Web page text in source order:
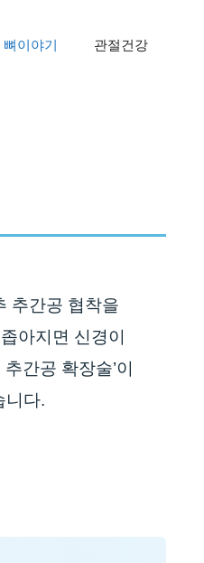
뼈이야기 관절건강
추간공 협착을
아지면 신경이
간공 확장술’이
니다.